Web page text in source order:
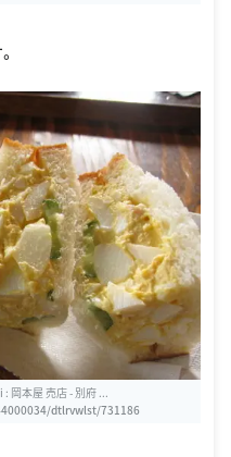
: 岡本屋 売店 - 別府 ...
dtlrvwlst/731186